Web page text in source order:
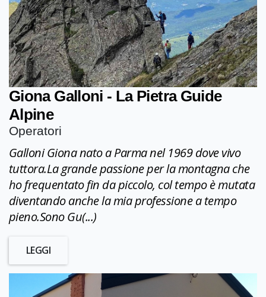
Giona Galloni - La Pietra Guide
Alpine
Operatori
Galloni Giona nato a Parma nel 1969 dove vivo
tuttora.La grande passione per la montagna che
ho frequentato fin da piccolo, col tempo è mutata
diventando anche la mia professione a tempo
pieno.Sono Gu(...)
LEGGI